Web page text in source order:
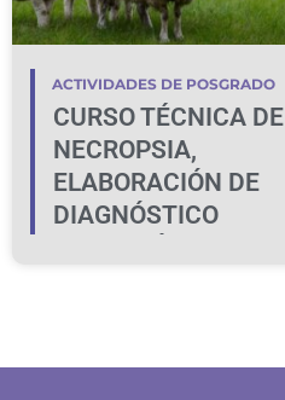
ACTIVIDADES DE POSGRADO
CURSO TÉCNICA DE
NECROPSIA,
ELABORACIÓN DE
DIAGNÓSTICO